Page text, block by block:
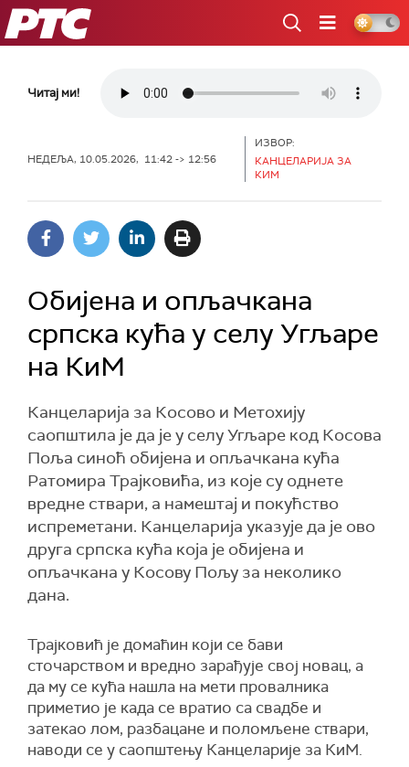
РТС
Читај ми!
НЕДЕЉА, 10.05.2026, 11:42 -> 12:56
ИЗВОР:
КАНЦЕЛАРИЈА ЗА
КИМ
Обијена и опљачкана
српска кућа у селу Угљаре
на КиМ
Канцеларија за Косово и Метохију
саопштила је да је у селу Угљаре код Косова
Поља синоћ обијена и опљачкана кућа
Ратомира Трајковића, из које су однете
вредне ствари, а намештај и покућство
испреметани. Канцеларија указује да је ово
друга српска кућа која је обијена и
опљачкана у Косову Пољу за неколико
дана.
Трајковић је домаћин који се бави
сточарством и вредно зарађује свој новац, а
да му се кућа нашла на мети провалника
приметио је када се вратио са свадбе и
затекао лом, разбацане и поломљене ствари,
наводи се у саопштењу Канцеларије за КиМ.